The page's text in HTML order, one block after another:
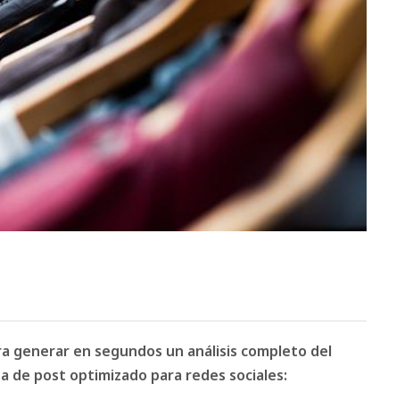
generar en segundos un análisis completo del
de post optimizado para redes sociales: